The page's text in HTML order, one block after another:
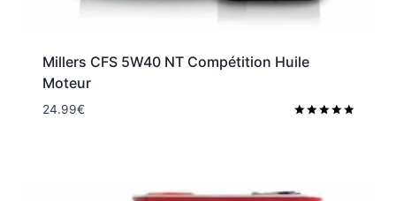
Millers CFS 5W40 NT Compétition Huile
Moteur
24.99€